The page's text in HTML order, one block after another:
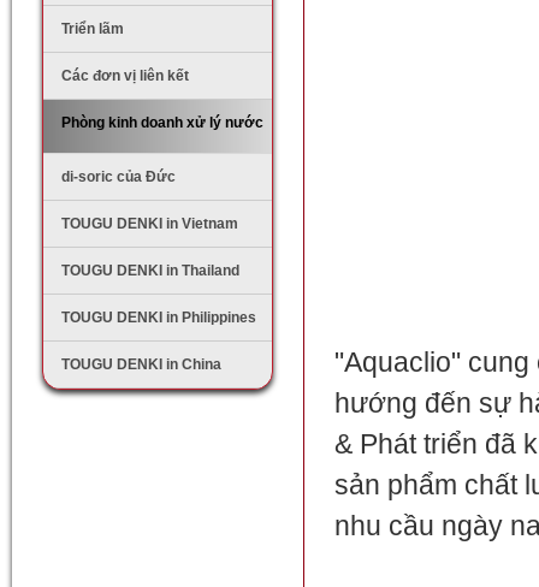
Triển lãm
Các đơn vị liên kết
Phòng kinh doanh xử lý nước
di-soric của Đức
TOUGU DENKI in Vietnam
TOUGU DENKI in Thailand
TOUGU DENKI in Philippines
TOUGU DENKI in China
"Aquaclio"
hướng đến sự
& Phát triển đã
sản phẩm chất
nhu cầu ngày